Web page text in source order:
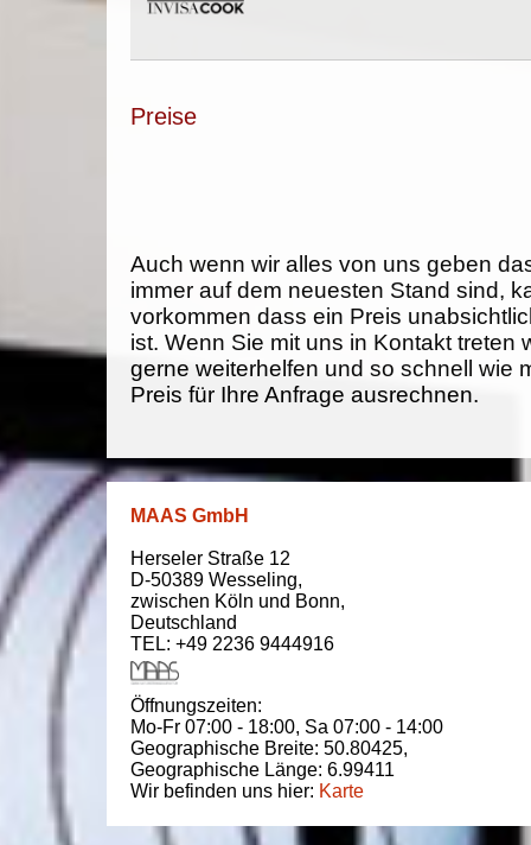
Preise
Auch wenn wir alles von uns geben
immer auf dem neuesten Stand sind,
vorkommen dass ein Preis
ist. Wenn Sie mit uns in Kontakt treten
gerne weiterhelfen und so schnell wie
Preis für Ihre Anfrage ausrechnen.
MAAS GmbH
Herseler Straße 12
D-50389 Wesseling,
zwischen Köln und Bonn,
Deutschland
TEL: +49 2236 9444916
Öffnungszeiten:
Mo-Fr 07:00 - 18:00, Sa 07:00 - 14:00
Geographische Breite: 50.80425,
Geographische Länge: 6.99411
Wir befinden uns hier: Karte